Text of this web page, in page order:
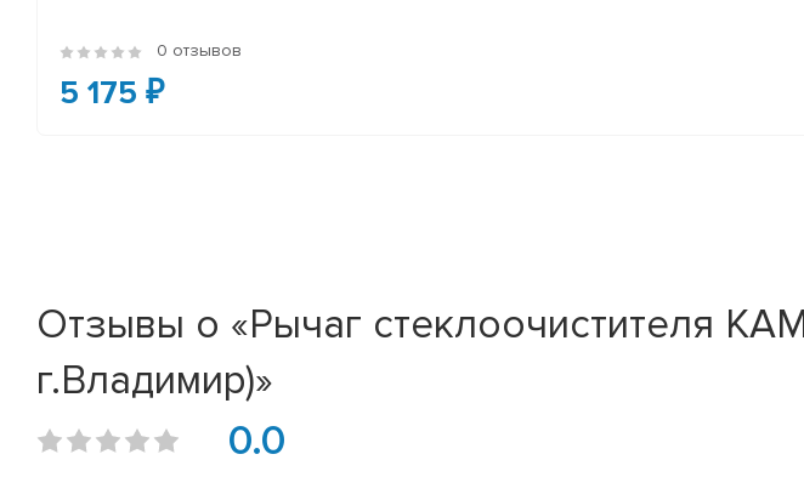
0 отзывов
5 175 ₽
Отзывы о «Рычаг стеклоочистителя
г.Владимир)»
0.0